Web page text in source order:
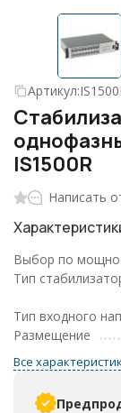
Артикул:
IS1500R
Написать
Выбор по
Тип
Тип входного
Размещение
Все